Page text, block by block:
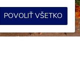
POVOLIŤ VŠETKO